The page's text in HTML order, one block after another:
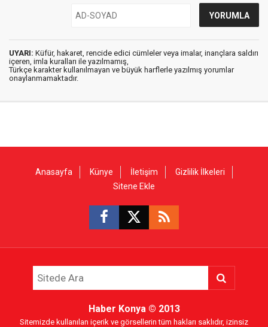
UYARI: Küfür, hakaret, rencide edici cümleler veya imalar, inançlara saldırı
içeren, imla kuralları ile yazılmamış,
Türkçe karakter kullanılmayan ve büyük harflerle yazılmış yorumlar
onaylanmamaktadır.
Anasayfa Künye İletişim
Gizlilik İlkeleri
Sitene Ekle
Haber Konya© 2013
Sitemizde kullanılan içerik ve görsellerin tüm hakları saklıdır, izinsiz